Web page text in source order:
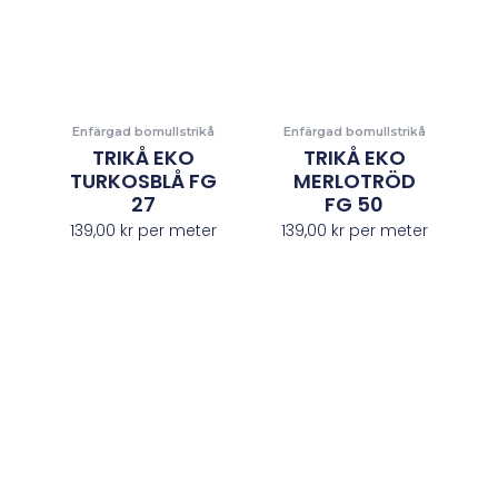
Enfärgad bomullstrikå
TRIKÅ EKO
TURKOSBLÅ FG
27
139,00 kr per meter
Enfärgad bomullstrikå
TRIKÅ EKO
MERLOTRÖD
FG 50
139,00 krper meter